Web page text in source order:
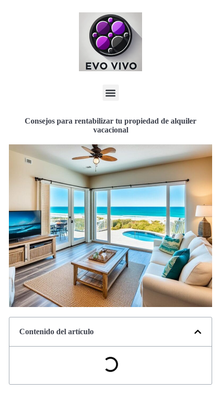
Consejos para rentabilizar tu propiedad de alquiler
vacacional
Contenido del artículo